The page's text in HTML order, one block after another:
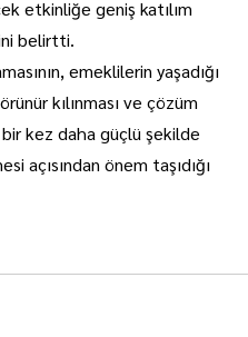
etkinliğe geniş katılım
belirtti.
emeklilerin yaşadığı
kılınması ve çözüm
kez daha güçlü şekilde
açısından önem taşıdığı